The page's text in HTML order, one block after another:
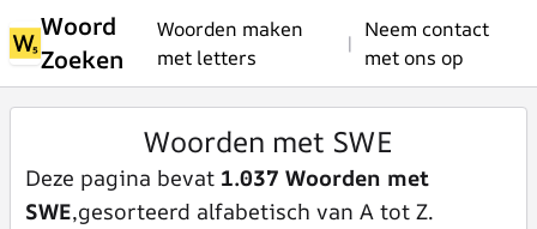
Woord
Zoeken
Woorden maken
met letters
|
Neem contact
met ons op
Woorden met SWE
Deze pagina bevat 1.037 Woorden met
SWE,gesorteerd alfabetisch van A tot Z.